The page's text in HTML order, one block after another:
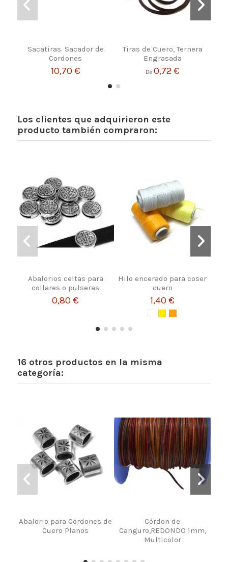
Sacatiras. Sacador de
Cordones
10,70 €
Tiras de Cuero, Ternera
Engrasada
De 0,72 €
Los clientes que adquirieron este
producto también compraron:
Abalorios celtas para
collares o pulseras
0,80 €
Hilo encerado para coser
cuero
1,40 €
16 otros productos en la misma
categoría:
Abalorio para Cordones de
Cuero Planos
Córdon de
Canguro,REDONDO 1mm,
Multicolor